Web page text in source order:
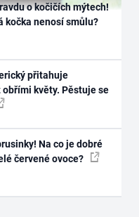
o kočičích mýtech!
kočka nenosí smůlu?
přitahuje
květy. Pěstuje se
Na co je dobré
červené ovoce?